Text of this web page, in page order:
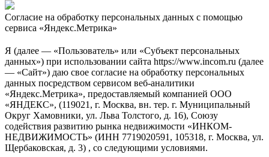
Согласие на обработку персональных данных с помощью
сервиса «Яндекс.Метрика»
Я (далее — «Пользователь» или «Субъект персональных
данных») при использовании сайта https://www.incom.ru (далее
— «Сайт») даю свое согласие на обработку персональных
данных посредством сервисом веб-аналитики
«Яндекс.Метрика», предоставляемый компанией ООО
«ЯНДЕКС», (119021, г. Москва, вн. тер. г. Муниципальный
Округ Хамовники, ул. Льва Толстого, д. 16), Союзу
содействия развитию рынка недвижимости «ИНКОМ-
НЕДВИЖИМОСТЬ» (ИНН 7719020591, 105318, г. Москва, ул.
Щербаковская, д. 3) , со следующими условиями.